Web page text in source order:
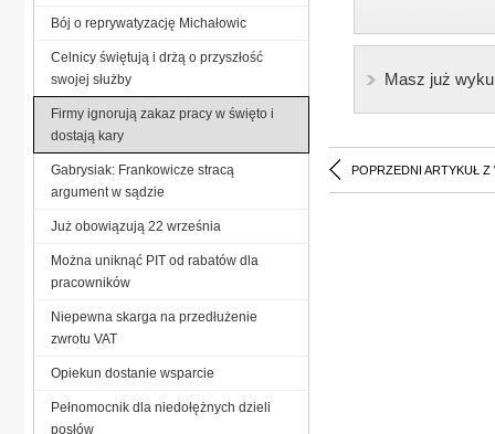
Masz już
POPRZEDNI ARTYKUŁ Z
Bój o reprywatyzację Michałowic
Celnicy świętują i drżą o przyszłość
swojej służby
Firmy ignorują zakaz pracy w święto i
dostają kary
Gabrysiak: Frankowicze stracą
argument w sądzie
Już obowiązują 22 września
Można uniknąć PIT od rabatów dla
pracowników
Niepewna skarga na przedłużenie
zwrotu VAT
Opiekun dostanie wsparcie
Pełnomocnik dla niedołężnych dzieli
posłów